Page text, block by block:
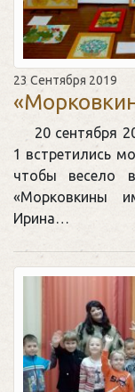
23 Сентября 2019
20 сентября
1 встретились
чтобы весело
«Морковкины
Ирина…